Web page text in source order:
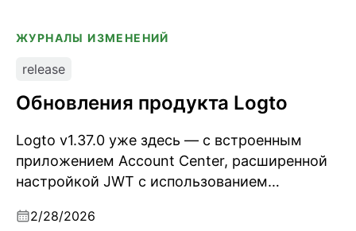
ЖУРНАЛЫ ИЗМЕНЕНИЙ
release
Обновления продукта Logto
Logto v1.37.0 уже здесь — с встроенным
приложением Account Center, расширенной
настройкой JWT с использованием
клеймами ID токена. Также решены
2/28/2026